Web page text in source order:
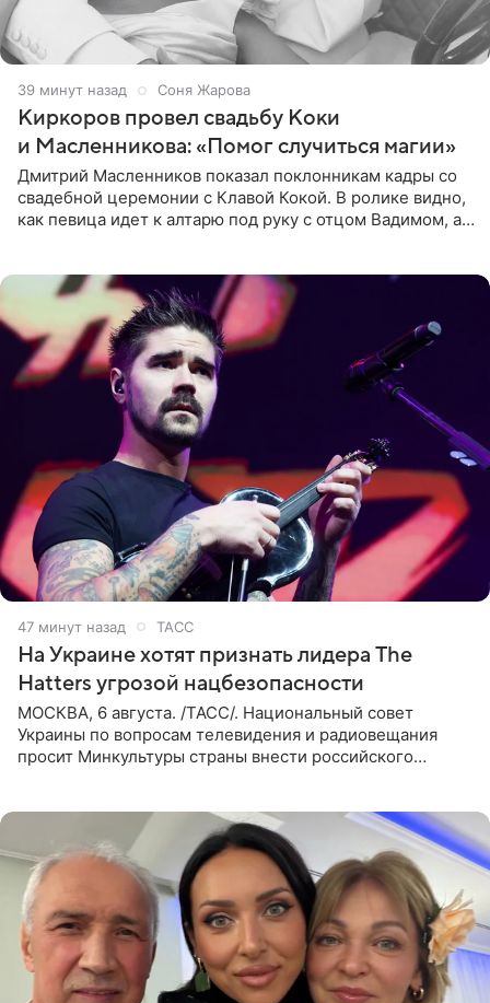
40 минут назад Соня Жарова
Киркоров провел свадьбу Коки
и Масленникова: «Помог случиться магии»
Дмитрий Масленников показал поклонникам кадры со
свадебной церемонии с Клавой Кокой. В ролике видно,
как певица идет к алтарю под руку с отцом Вадимом, а у
48 минут назад ТАСС
На Украине хотят признать лидера The
Hatters угрозой нацбезопасности
МОСКВА, 6 августа. /ТАСС/. Национальный совет
Украины по вопросам телевидения и радиовещания
просит Минкультуры страны внести российского